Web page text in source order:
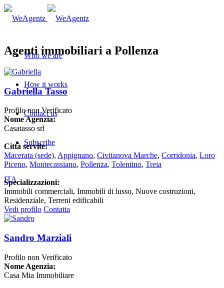
Who we are
How it works
Contact us
Subscribe
ITA
Agenti immobiliari a Pollenza
Gabriella Tasso
Profilo non Verificato
Nome Agenzia:
Casatasso srl
Città servite:
Macerata (sede), Appignano, Civitanova Marche, Corridonia, Loro
Piceno, Montecassiano, Pollenza, Tolentino, Treia
Specializzazioni:
Immobili commerciali, Immobili di lusso, Nuove costruzioni,
Residenziale, Terreni edificabili
Vedi profilo Contatta
Sandro Marziali
Profilo non Verificato
Nome Agenzia:
Casa Mia Immobiliare